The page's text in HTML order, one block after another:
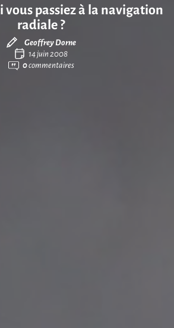
vous passiez à la navigation
radiale ?
Geoffrey Dorne
14 juin 2008
0commentaires